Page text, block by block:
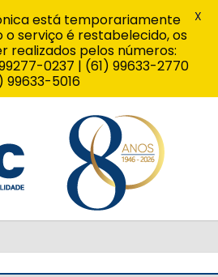
está temporariamente
serviço é restabelecido, os
realizados pelos números:
0237 | (61) 99633-2770
99633-5016
X